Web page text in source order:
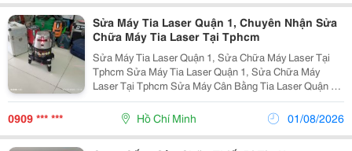
Sửa Máy Tia Laser Quận 1, Chuyên Nhận Sửa
Chữa Máy Tia Laser Tại Tphcm
Sửa Máy Tia Laser Quận 1, Sửa Chữa Máy Laser Tại
Tphcm Sửa Máy Tia Laser Quận 1, Sửa Chữa Máy
Laser Tại Tphcm Sửa Máy Cân Bằng Tia Laser Quận 1
Nhận Sửa Chữa Máy Cân Bằng Laser Quận 1 Sửa
Chữa Máy Laser Quận 1 Sửa Chữa Máy Laser Bosch ...
0909 *** *** Hồ Chí Minh 01/08/2026